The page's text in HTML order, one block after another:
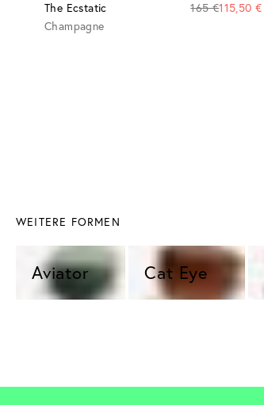
The Ecstatic 165 €115,50 €
Champagne
WEITERE FORMEN
Aviator Cat Eye